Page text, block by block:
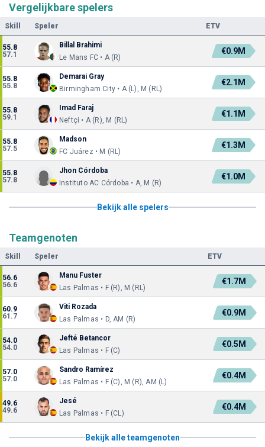
Vergelijkbare spelers
Skill Speler ETV
55.8
57.1
Billal Brahimi
Le Mans FC • A (R)
€0.9M
55.8
55.8
Demarai Gray
Birmingham City • A (L), M (RL)
€2.1M
55.8
59.1
Imad Faraj
Neftçi • A (R), M (RL)
€1.1M
55.8
57.5
Madson
FC Juárez • M (RL)
€1.3M
55.8
57.8
Jhon Córdoba
Instituto AC Córdoba • A, M (R)
€1.0M
Bekijk alle spelers
Teamgenoten
Skill Speler ETV
56.6
56.6
Manu Fuster
Las Palmas • F (R), M (RL)
€1.7M
60.9
61.7
Viti Rozada
Las Palmas • D, AM (R)
€0.9M
54.0
54.0
Jefté Betancor
Las Palmas • F (C)
€0.5M
57.0
57.0
Sandro Ramírez
Las Palmas • F (C), M (R), AM (L)
€0.4M
49.6
49.6
Jesé
Las Palmas • F (CL)
€0.4M
Bekijk alle teamgenoten